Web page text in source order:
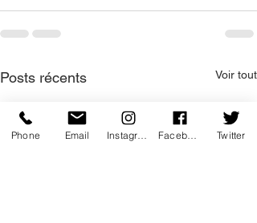
Posts récents Voir tout
Phone Email Twitter